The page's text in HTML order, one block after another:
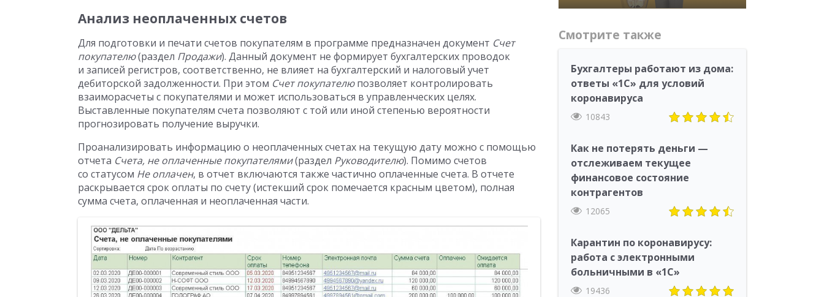
Анализ неоплаченных счетов
Для подготовки и печати счетов покупателям в программе предназначен документ Счет
покупателю(раздел Продажи). Данный документ не формирует бухгалтерских проводок
и записей регистров, соответственно, не влияет на бухгалтерский и налоговый учет
дебиторской задолженности. При этом Счет покупателюпозволяет контролировать
взаиморасчеты с покупателями и может использоваться в управленческих целях.
Выставленные покупателям счета позволяют с той или иной степенью вероятности
прогнозировать получение выручки.
Проанализировать информацию о неоплаченных счетах на текущую дату можно с помощью
отчета Счета, не оплаченные покупателями(раздел Руководителю). Помимо счетов
со статусом Не оплачен, в отчет включаются также частично оплаченные счета. В отчете
раскрывается срок оплаты по счету (истекший срок помечается красным цветом), полная
сумма счета, оплаченная и неоплаченная части.
Смотрите также
Бухгалтеры работают из дома:
ответы «1С» для условий
коронавируса
10843
Как не потерять деньги —
отслеживаем текущее
финансовое состояние
контрагентов
12065
Карантин по коронавирусу:
работа с электронными
больничными в «1С»
19436